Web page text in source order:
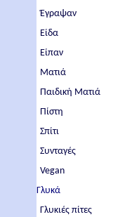
Έγραψαν
Είδα
Είπαν
Ματιά
Παιδική Ματιά
Πίστη
Σπίτι
Συνταγές
Vegan
Γλυκά
Γλυκιές πίτες